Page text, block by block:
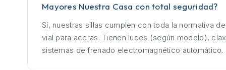
Mayores Nuestra Casa con total seguridad?
Sí, nuestras sillas cumplen con toda la normativa
vial para aceras. Tienen luces (según modelo),
sistemas de frenado electromagnético automático.